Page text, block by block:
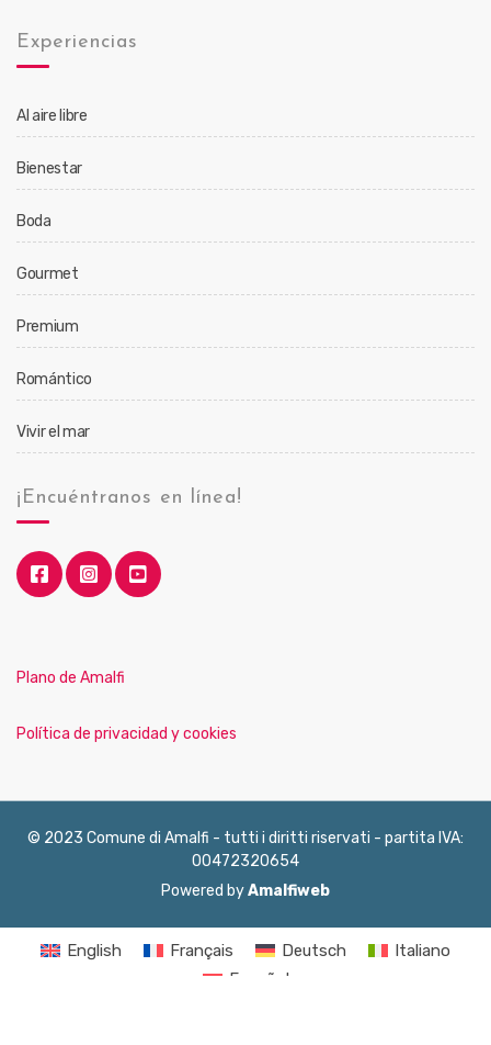
Experiencias
Al aire libre
Bienestar
Boda
Gourmet
Premium
Romántico
Vivir el mar
¡Encuéntranos en línea!
Plano de Amalfi
Política de privacidad y cookies
© 2023 Comune di Amalfi - tutti i diritti riservati - partita IVA:
00472320654
Powered byAmalfiweb
English Français Deutsch
Italiano
Español